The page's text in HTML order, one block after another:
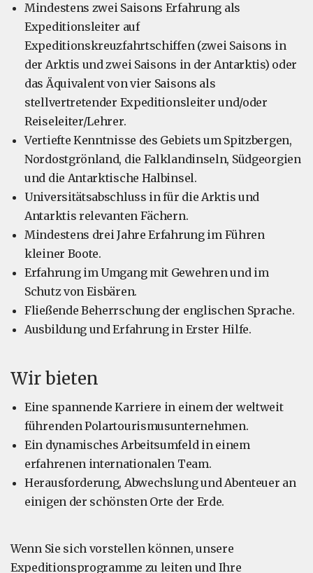
Mindestens zwei Saisons Erfahrung als
Expeditionsleiter auf
Expeditionskreuzfahrtschiffen (zwei Saisons in
der Arktis und zwei Saisons in der Antarktis) oder
das Äquivalent von vier Saisons als
stellvertretender Expeditionsleiter und/oder
Reiseleiter/Lehrer.
Vertiefte Kenntnisse des Gebiets um Spitzbergen,
Nordostgrönland, die Falklandinseln, Südgeorgien
und die Antarktische Halbinsel.
Universitätsabschluss in für die Arktis und
Antarktis relevanten Fächern.
Mindestens drei Jahre Erfahrung im Führen
kleiner Boote.
Erfahrung im Umgang mit Gewehren und im
Schutz von Eisbären.
Fließende Beherrschung der englischen Sprache.
Ausbildung und Erfahrung in Erster Hilfe.
Wir bieten
Eine spannende Karriere in einem der weltweit
führenden Polartourismusunternehmen.
Ein dynamisches Arbeitsumfeld in einem
erfahrenen internationalen Team.
Herausforderung, Abwechslung und Abenteuer an
einigen der schönsten Orte der Erde.
Wenn Sie sich vorstellen können, unsere
Expeditionsprogramme zu leiten und Ihre